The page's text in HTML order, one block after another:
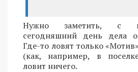
Нужно заметить, с
сегодняшний день дела
Где-то ловят только
(как, например, в
ловит ничего.